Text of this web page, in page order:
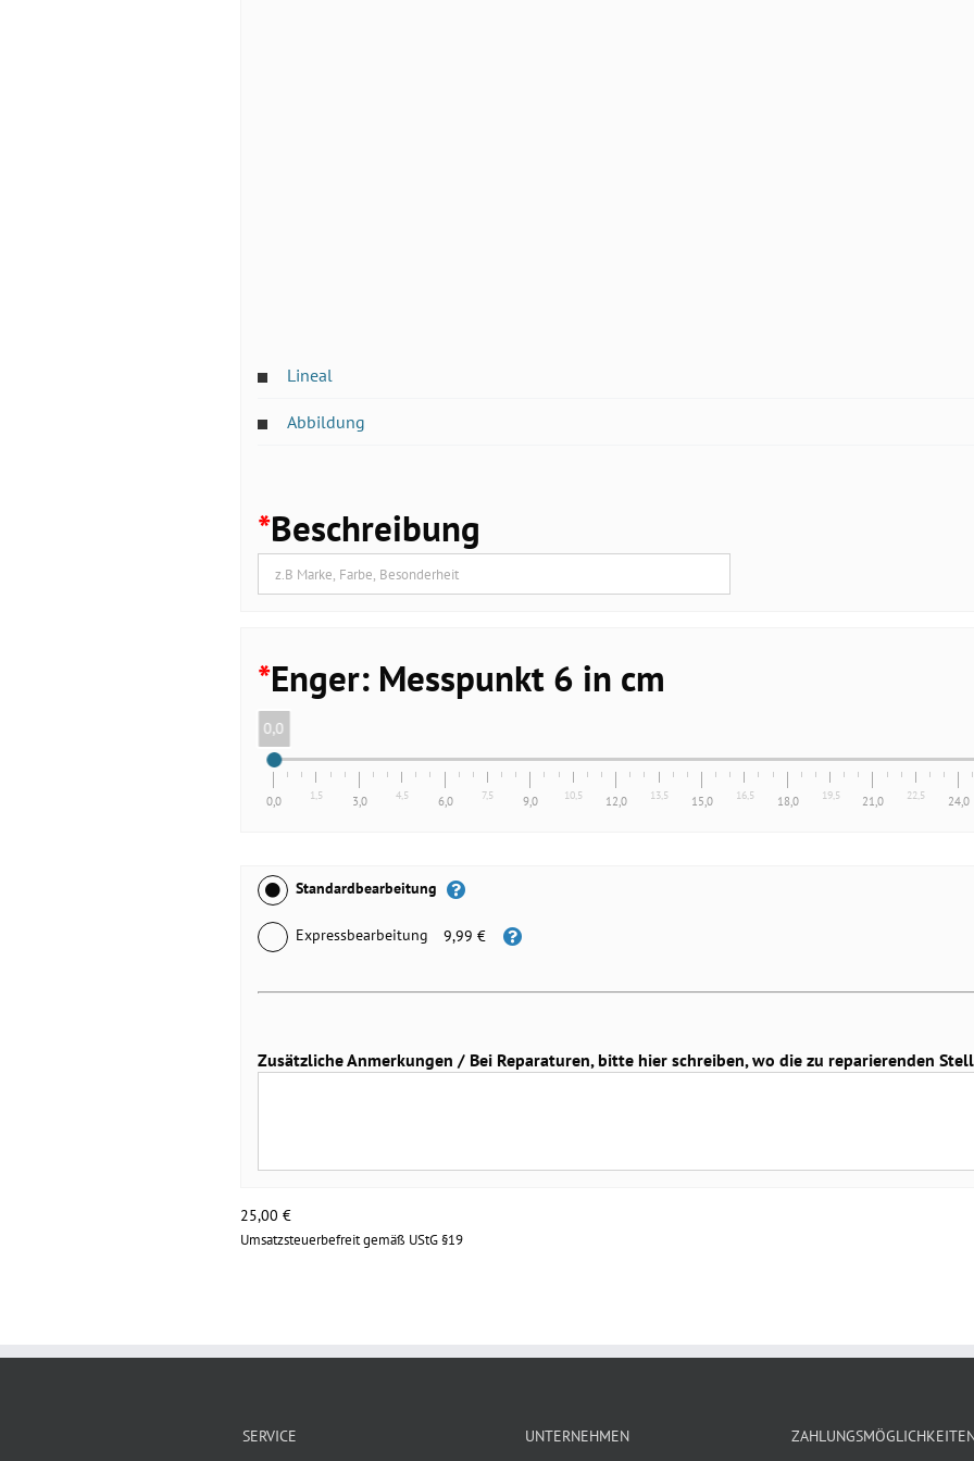
Lineal
Abbildung
*Beschreibung
*Enger: Messpunkt 6 in cm
0,0
0,0 1,5 3,0 4,5 6,0 7,5 9,0 10,5 12,0 13,5 15,0 16,5 18,0 19,5 21,0 22,5 24,0
Standardbearbeitung
Expressbearbeitung 9,99 €
Zusätzliche Anmerkungen / Bei Reparaturen, bitte hier schreiben, wo die zu reparierenden
25,00 €
Umsatzsteuerbefreit gemäß UStG §19
SERVICE UNTERNEHMEN